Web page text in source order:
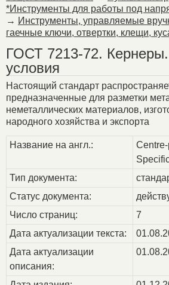
*Инструменты для работы под
→ Инструменты, управляемые
гаечные ключи, отвертки, клещи,
ГОСТ 7213-72. Кернеры.
условия
Настоящий стандарт
предназначенные для разметки
неметаллических материалов,
народного хозяйства и экспорта
Название на англ.:
Тип документа:
Статус документа:
Число страниц:
7
Дата актуализации текста:
Дата актуализации
описания: